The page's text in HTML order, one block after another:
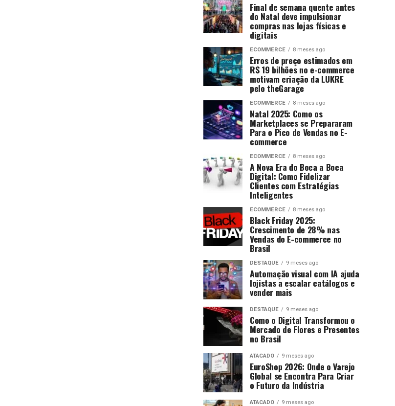
Final de semana quente antes
do Natal deve impulsionar
compras nas lojas físicas e
digitais
ECOMMERCE 8 meses ago
Erros de preço estimados em
R$ 19 bilhões no e-commerce
motivam criação da LUKRE
pelo theGarage
ECOMMERCE 8 meses ago
Natal 2025: Como os
Marketplaces se Prepararam
Para o Pico de Vendas no E-
commerce
ECOMMERCE 8 meses ago
A Nova Era do Boca a Boca
Digital: Como Fidelizar
Clientes com Estratégias
Inteligentes
ECOMMERCE 8 meses ago
Black Friday 2025:
Crescimento de 28% nas
Vendas do E-commerce no
Brasil
DESTAQUE 9 meses ago
Automação visual com IA ajuda
lojistas a escalar catálogos e
vender mais
DESTAQUE 9 meses ago
Como o Digital Transformou o
Mercado de Flores e Presentes
no Brasil
ATACADO 9 meses ago
EuroShop 2026: Onde o Varejo
Global se Encontra Para Criar
o Futuro da Indústria
ATACADO 9 meses ago